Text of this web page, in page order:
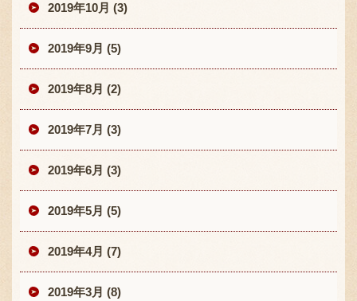
2019年10月 (3)
2019年9月 (5)
2019年8月 (2)
2019年7月 (3)
2019年6月 (3)
2019年5月 (5)
2019年4月 (7)
2019年3月 (8)